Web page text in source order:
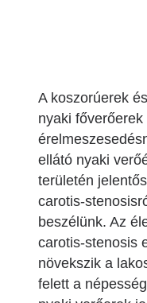
A koszorúerek
nyaki
ellátó nyaki
területén
carotis-
beszélünk. Az
carotis-stenosis
növekszik a
felett a